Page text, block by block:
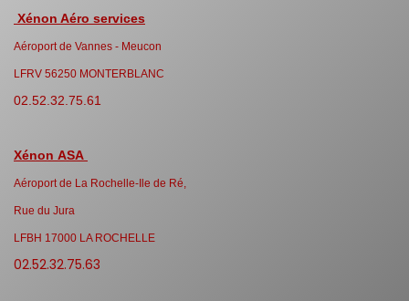
Xénon Aéro services
Aéroport de Vannes - Meucon
LFRV 56250 MONTERBLANC
02.52.32.75.61
Xénon ASA
Aéroport de La Rochelle-Ile de Ré,
Rue du Jura
LFBH 17000 LA ROCHELLE
02.52.32.75.63